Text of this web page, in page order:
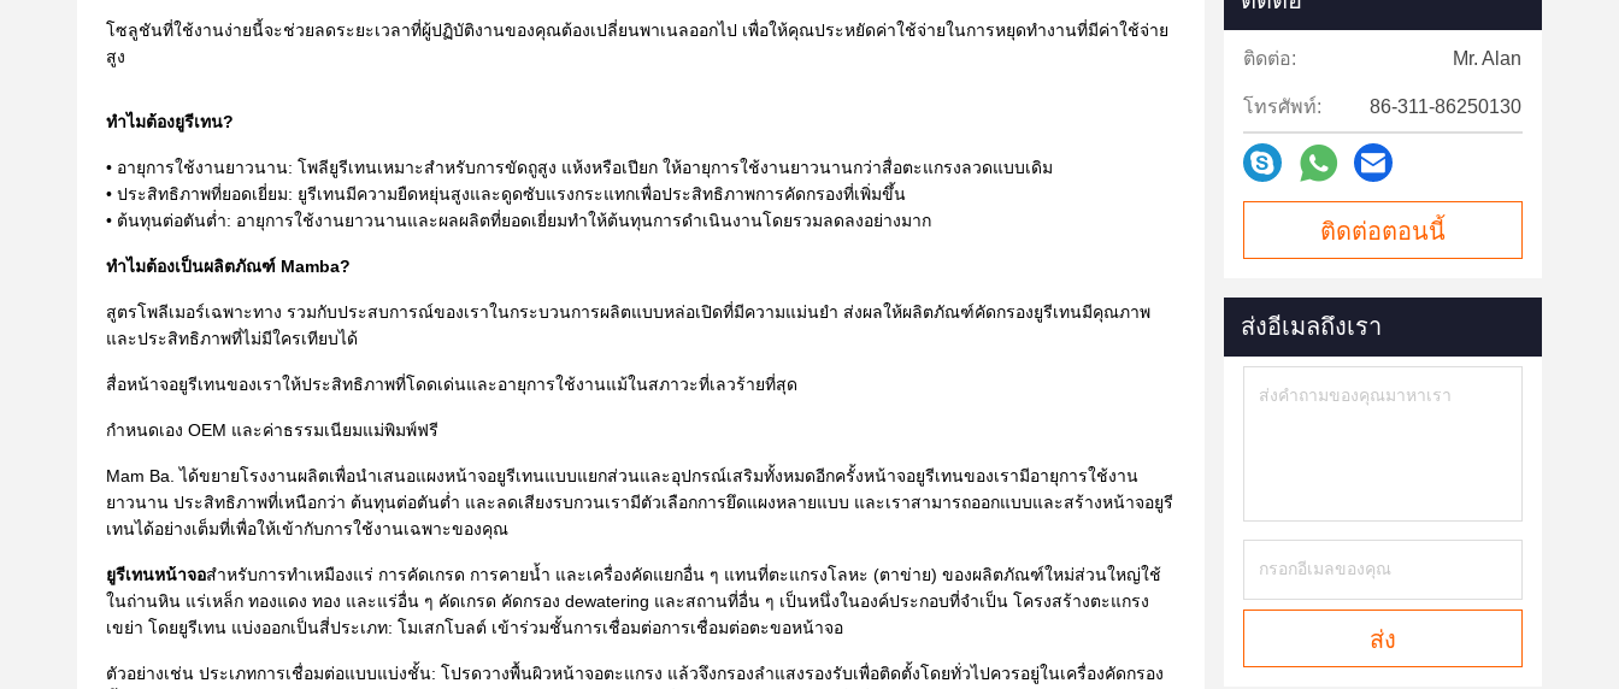
โซลูชันที่ใช้งานง่ายนี้จะช่วยลดระยะเวลาที่ผู้ปฏิบัติงานของคุณต้องเปลี่ยนพาเนลออกไป เพื่อให้คุณประหยัดค่าใช้จ่ายในการหยุดทำงานที่มีค่าใช้จ่าย
สูง
ทำไมต้องยูรีเทน?
• อายุการใช้งานยาวนาน: โพลียูรีเทนเหมาะสำหรับการขัดถูสูง แห้งหรือเปียก ให้อายุการใช้งานยาวนานกว่าสื่อตะแกรงลวดแบบเดิม
• ประสิทธิภาพที่ยอดเยี่ยม: ยูรีเทนมีความยืดหยุ่นสูงและดูดซับแรงกระแทกเพื่อประสิทธิภาพการคัดกรองที่เพิ่มขึ้น
• ต้นทุนต่อตันต่ำ: อายุการใช้งานยาวนานและผลผลิตที่ยอดเยี่ยมทำให้ต้นทุนการดำเนินงานโดยรวมลดลงอย่างมาก
ทำไมต้องเป็นผลิตภัณฑ์ Mamba?
สูตรโพลีเมอร์เฉพาะทาง รวมกับประสบการณ์ของเราในกระบวนการผลิตแบบหล่อเปิดที่มีความแม่นยำ ส่งผลให้ผลิตภัณฑ์คัดกรองยูรีเทนมีคุณภาพ
และประสิทธิภาพที่ไม่มีใครเทียบได้
สื่อหน้าจอยูรีเทนของเราให้ประสิทธิภาพที่โดดเด่นและอายุการใช้งานแม้ในสภาวะที่เลวร้ายที่สุด
กำหนดเอง OEM และค่าธรรมเนียมแม่พิมพ์ฟรี
Mam Ba. ได้ขยายโรงงานผลิตเพื่อนำเสนอแผงหน้าจอยูรีเทนแบบแยกส่วนและอุปกรณ์เสริมทั้งหมดอีกครั้งหน้าจอยูรีเทนของเรามีอายุการใช้งาน
ยาวนาน ประสิทธิภาพที่เหนือกว่า ต้นทุนต่อตันต่ำ และลดเสียงรบกวนเรามีตัวเลือกการยึดแผงหลายแบบ และเราสามารถออกแบบและสร้างหน้าจอยูรี
เทนได้อย่างเต็มที่เพื่อให้เข้ากับการใช้งานเฉพาะของคุณ
ยูรีเทนหน้าจอสำหรับการทำเหมืองแร่ การคัดเกรด การคายน้ำ และเครื่องคัดแยกอื่น ๆ แทนที่ตะแกรงโลหะ (ตาข่าย) ของผลิตภัณฑ์ใหม่ส่วนใหญ่ใช้
ในถ่านหิน แร่เหล็ก ทองแดง ทอง และแร่อื่น ๆ คัดเกรด คัดกรอง dewatering และสถานที่อื่น ๆ เป็นหนึ่งในองค์ประกอบที่จำเป็น โครงสร้างตะแกรง
เขย่า โดยยูรีเทน แบ่งออกเป็นสี่ประเภท: โมเสกโบลต์ เข้าร่วมชั้นการเชื่อมต่อการเชื่อมต่อตะขอหน้าจอ
ตัวอย่างเช่น ประเภทการเชื่อมต่อแบบแบ่งชั้น: โปรดวางพื้นผิวหน้าจอตะแกรง แล้วจึงกรองลำแสงรองรับเพื่อติดตั้งโดยทั่วไปควรอยู่ในเครื่องคัดกรอง
ติดต่อ: Mr. Alan
โทรศัพท์: 86-311-86250130
ติดต่อตอนนี้
ส่งอีเมลถึงเรา
ส่ง